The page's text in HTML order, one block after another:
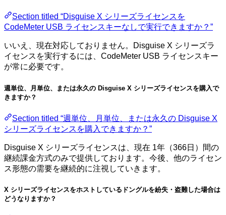
Section titled “Disguise X シリーズライセンスを
CodeMeter USB ライセンスキーなしで実行できますか？”
いいえ、現在対応しておりません。Disguise X シリーズラ
イセンスを実行するには、CodeMeter USB ライセンスキー
が常に必要です。
週単位、月単位、または永久の Disguise X シリーズライセンスを購入で
きますか？
Section titled “週単位、月単位、または永久の Disguise X
シリーズライセンスを購入できますか？”
Disguise X シリーズライセンスは、現在 1年（366日）間の
継続課金方式のみで提供しております。今後、他のライセン
ス形態の需要を継続的に注視していきます。
X シリーズライセンスをホストしているドングルを紛失・盗難した場合は
どうなりますか？